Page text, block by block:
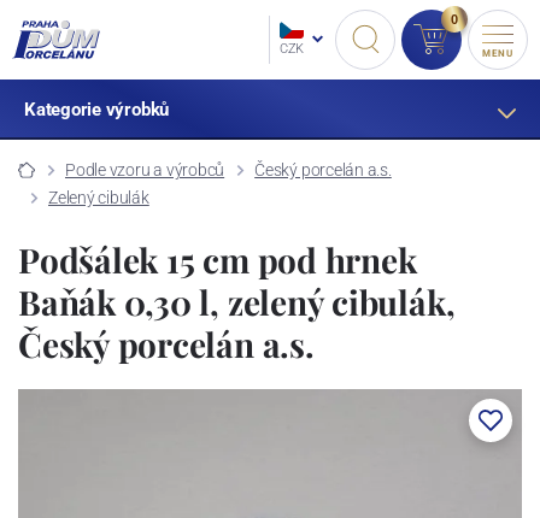
CZK
0
MENU
Kategorie výrobků
Podle vzoru a výrobců
Český porcelán a.s.
Zelený cibulák
Podšálek 15 cm pod hrnek
Baňák 0,30 l, zelený cibulák,
Český porcelán a.s.